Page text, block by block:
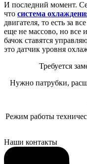
И последний момент.
что система
двигателя, то есть за
еще не массово, но все
бачок ставятся
это датчик уровня
Требуется
Нужно патрубки,
Режим работы
Наши контакты